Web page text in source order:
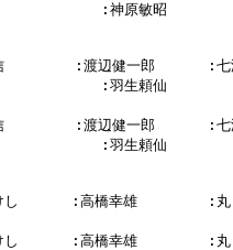
:神原敏昭
:渡辺健一郎      :七
:羽生頼仙
:渡辺健一郎      :七
:羽生頼仙
し      :高橋幸雄        :丸
:高橋幸雄        :丸